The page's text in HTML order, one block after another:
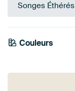
Songes Éthérés
Couleurs
Taupe
Bronze